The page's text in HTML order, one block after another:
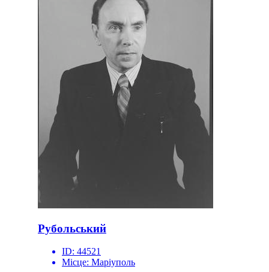
Рубольський
ID: 44521
Місце: Маріуполь